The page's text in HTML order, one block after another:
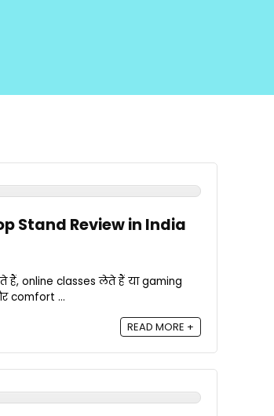
Stand Review in India
online classes लेते हैं या gaming
comfort ...
READ MORE +